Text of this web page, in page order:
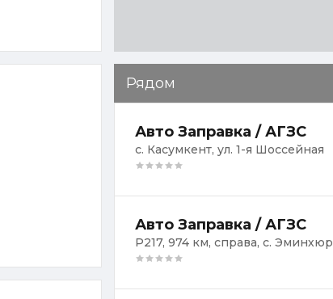
Рядом
Авто Заправка / АГЗС
с. Касумкент, ул. 1-я Шоссейная
Авто Заправка / АГЗС
Р217, 974 км, справа, с. Эминхюр